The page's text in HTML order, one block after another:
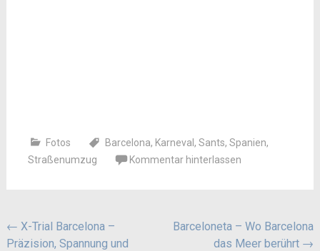
Fotos Barcelona, Karneval , Sants, Spanien,
Straßenumzug
Kommentar hinterlassen
Beitragsnavigation
← X-Trial Barcelona –
Präzision, Spannung und
Barceloneta – Wo Barcelona
das Meer berührt →